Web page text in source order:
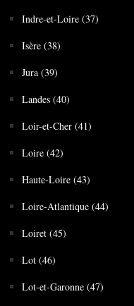
Indre-et-Loire (37)
Isère (38)
Jura (39)
Landes (40)
Loir-et-Cher (41)
Loire (42)
Haute-Loire (43)
Loire-Atlantique (44)
Loiret (45)
Lot (46)
Lot-et-Garonne (47)